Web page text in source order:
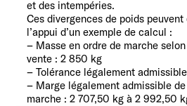
et des intempéries.
Ces divergences de poids
l’appui d’un exemple de calcul :
– Masse en ordre de marche
vente : 2 850 kg
– Tolérance légalement
– Marge légalement admissible
marche : 2 707,50 kg à 2 992,50